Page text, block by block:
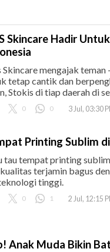
Skincare Hadir
Skincare mengajak teman
tetap cantik dan
Stokis di tiap daerah di
0 0 3 Jul, 03:30
Printing Sublim
tau tempat printing
terjamin bagus
tinggi.
0 1 2 Jul, 12:15
Anak Muda Bikin